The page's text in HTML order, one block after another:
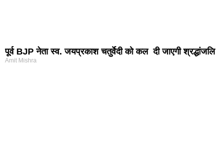
पूर्व BJP नेता स्व. जयप्रकाश चतुर्वेदी को कल दी जाएगी श्रद्धांजलि
Amit Mishra